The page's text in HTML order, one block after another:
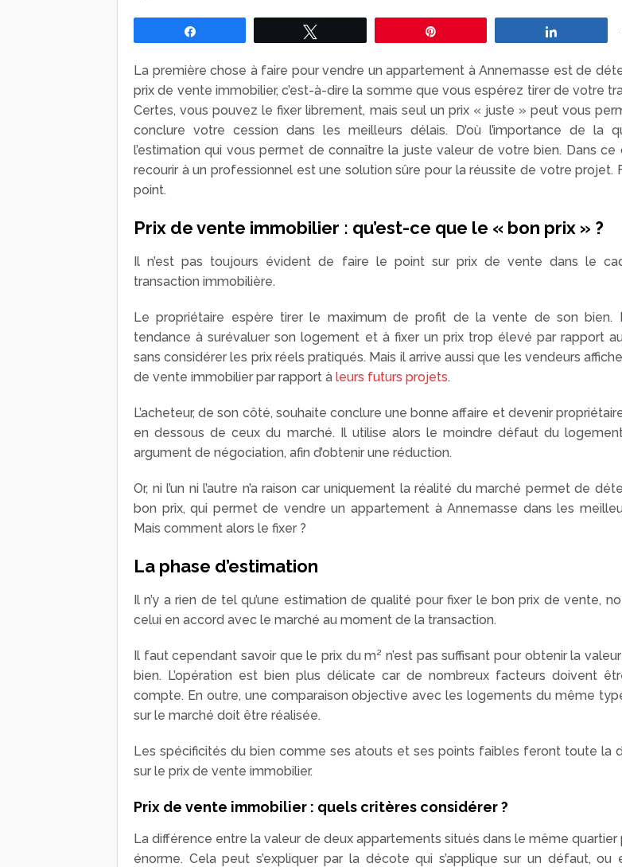
La première chose à faire pour vendre un appartement à Annemasse est de
prix de vente immobilier, c’est-à-dire la somme que vous espérez tirer de votre
Certes, vous pouvez le fixer librement, mais seul un prix « juste » peut vous
conclure votre cession dans les meilleurs délais. D’où l’importance de la
l’estimation qui vous permet de connaître la juste valeur de votre bien. Dans ce
recourir à un professionnel est une solution sûre pour la réussite de votre projet.
point.
Prix de vente immobilier : qu’est-ce que le « bon prix » ?
Il n’est pas toujours évident de faire le point sur prix de vente dans le
transaction immobilière.
Le propriétaire espère tirer le maximum de profit de la vente de son bien.
tendance à surévaluer son logement et à fixer un prix trop élevé par rapport
sans considérer les prix réels pratiqués. Mais il arrive aussi que les vendeurs
de vente immobilier par rapport à leurs futurs projets.
L’acheteur, de son côté, souhaite conclure une bonne affaire et devenir
en dessous de ceux du marché. Il utilise alors le moindre défaut du
argument de négociation, afin d’obtenir une réduction.
Or, ni l’un ni l’autre n’a raison car uniquement la réalité du marché permet de
bon prix, qui permet de vendre un appartement à Annemasse dans les
Mais comment alors le fixer ?
La phase d’estimation
Il n’y a rien de tel qu’une estimation de qualité pour fixer le bon prix de vente,
celui en accord avec le marché au moment de la transaction.
Il faut cependant savoir que le prix du m² n’est pas suffisant pour obtenir la
bien. L’opération est bien plus délicate car de nombreux facteurs doivent
compte. En outre, une comparaison objective avec les logements du même
sur le marché doit être réalisée.
Les spécificités du bien comme ses atouts et ses points faibles feront toute la
sur le prix de vente immobilier.
Prix de vente immobilier : quels critères considérer ?
La différence entre la valeur de deux appartements situés dans le même quartier
énorme. Cela peut s’expliquer par la décote qui s’applique sur un défaut, ou